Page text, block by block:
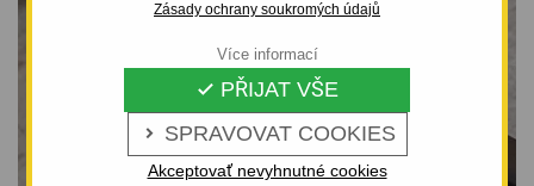
Zásady ochrany soukromých údajů
 SPRAVOVAT COOKIES
 PŘIJAT VŠE
Akceptovať nevyhnutné cookies
Více informací